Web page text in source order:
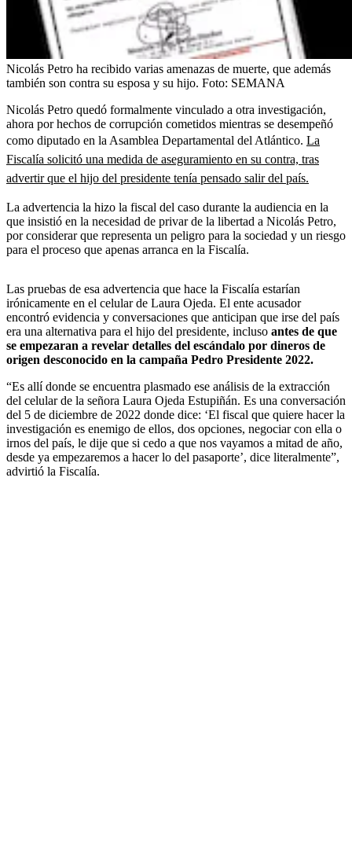
Nicolás Petro ha recibido varias amenazas de muerte, que además
también son contra su esposa y su hijo. Foto: SEMANA
Nicolás Petro quedó formalmente vinculado a otra investigación,
ahora por hechos de corrupción cometidos mientras se desempeñó
como diputado en la Asamblea Departamental del Atlántico. La
Fiscalía solicitó una medida de aseguramiento en su contra, tras
advertir que el hijo del presidente tenía pensado salir del país.
La advertencia la hizo la fiscal del caso durante la audiencia en la
que insistió en la necesidad de privar de la libertad a Nicolás Petro,
por considerar que representa un peligro para la sociedad y un riesgo
para el proceso que apenas arranca en la Fiscalía.
Las pruebas de esa advertencia que hace la Fiscalía estarían
irónicamente en el celular de Laura Ojeda. El ente acusador
encontró evidencia y conversaciones que anticipan que irse del país
era una alternativa para el hijo del presidente, incluso antes de que
se empezaran a revelar detalles del escándalo por dineros de
origen desconocido en la campaña Pedro Presidente 2022.
“Es allí donde se encuentra plasmado ese análisis de la extracción
del celular de la señora Laura Ojeda Estupiñán. Es una conversación
del 5 de diciembre de 2022 donde dice: ‘El fiscal que quiere hacer la
investigación es enemigo de ellos, dos opciones, negociar con ella o
irnos del país, le dije que si cedo a que nos vayamos a mitad de año,
desde ya empezaremos a hacer lo del pasaporte’, dice literalmente”,
advirtió la Fiscalía.